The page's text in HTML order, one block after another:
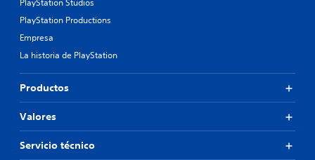
PlayStation Studios
PlayStation Productions
Empresa
La historia de PlayStation
Productos
Valores
Servicio técnico